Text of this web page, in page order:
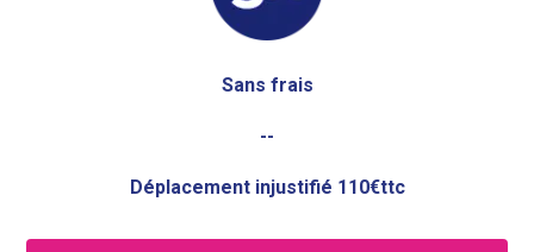
Sans frais
--
Déplacement injustifié 110€ttc